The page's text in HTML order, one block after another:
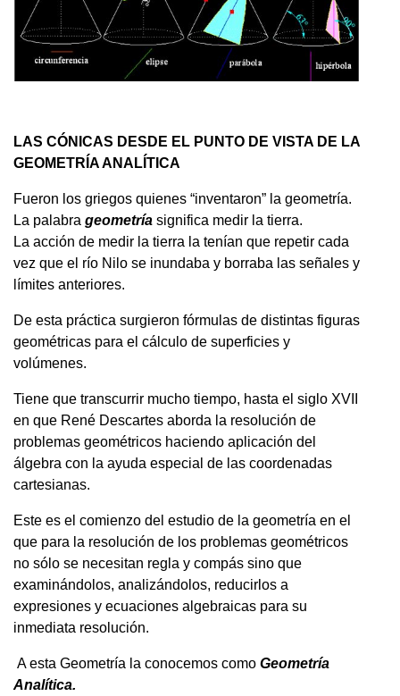
LAS CÓNICAS DESDE EL PUNTO DE VISTA DE LA
GEOMETRÍA ANALÍTICA
Fueron los griegos quienes “inventaron” la geometría.
La palabra geometría significa medir la tierra.
La acción de medir la tierra la tenían que repetir cada
vez que el río Nilo se inundaba y borraba las señales y
límites anteriores.
De esta práctica surgieron fórmulas de distintas figuras
geométricas para el cálculo de superficies y
volúmenes.
Tiene que transcurrir mucho tiempo, hasta el siglo XVII
en que René Descartes aborda la resolución de
problemas geométricos haciendo aplicación del
álgebra con la ayuda especial de las coordenadas
cartesianas.
Este es el comienzo del estudio de la geometría en el
que para la resolución de los problemas geométricos
no sólo se necesitan regla y compás sino que
examinándolos, analizándolos, reducirlos a
expresiones y ecuaciones algebraicas para su
inmediata resolución.
A esta Geometría la conocemos como Geometría
Analítica.